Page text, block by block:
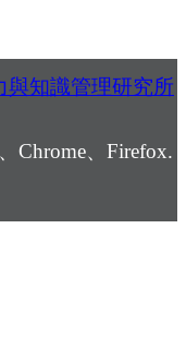
與知識管理研究所
Chrome、Firefox.